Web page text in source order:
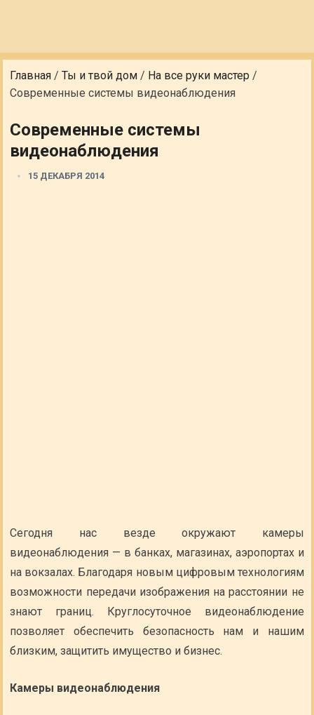
Главная /Ты и твой дом / На все руки мастер /
Современные системы видеонаблюдения
Современные системы
видеонаблюдения
15 ДЕКАБРЯ 2014
Сегодня нас везде окружают камеры
видеонаблюдения — в банках, магазинах, аэропортах и
на вокзалах. Благодаря новым цифровым технологиям
возможности передачи изображения на расстоянии не
знают границ. Круглосуточное видеонаблюдение
позволяет обеспечить безопасность нам и нашим
близким, защитить имущество и бизнес.
Камеры видеонаблюдения